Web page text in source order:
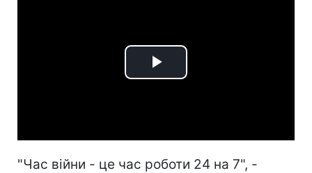
Play
"Час війни - це час роботи 24 на 7", -